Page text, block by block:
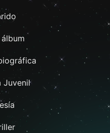
Juvenil